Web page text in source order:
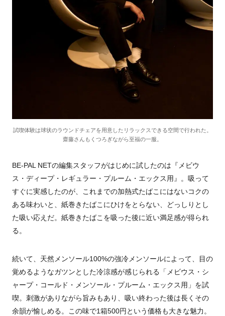
試喫体験は球状のラウンドチェアを用意したリラックスできる空間で行われた。
齋藤さんもくつろぎながら至福の一服。
BE-PAL NETの編集スタッフがはじめに試したのは『メビウ
ス・ディープ・レギュラー・プルーム・エックス用』。吸って
すぐに実感したのが、これまでの加熱式たばこにはないコクの
ある味わいと、紙巻きたばこにひけをとらない、どっしりとし
た吸い応えだ。紙巻きたばこを吸った後に近い満足感が得られ
る。
続いて、天然メンソール100%の強冷メンソールによって、目の
覚めるようなガツンとした冷涼感が感じられる「メビウス・シ
ャープ・コールド・メンソール・プルーム・エックス用」を試
喫。刺激がありながら旨みもあり、吸い終わった後は長くその
余韻が愉しめる。この味で1箱500円という価格も大きな魅力。